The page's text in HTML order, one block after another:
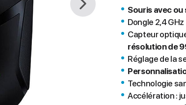
Souris avec ou
Dongle 2,4 GHz
Capteur
résolution de
Réglage de la
Technologie
Accélération :